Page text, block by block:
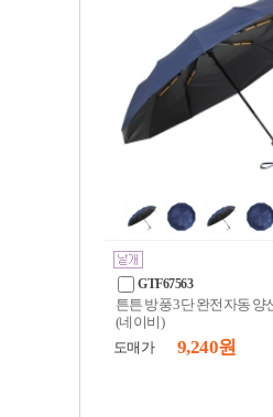
GTF67563
튼튼 방풍 3단 완전자동 양
(네이비)
도매가
9,240 원